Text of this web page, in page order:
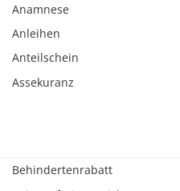
Anamnese
Anleihen
Anteilschein
Assekuranz
Behindertenrabatt